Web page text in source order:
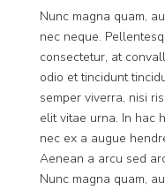
Nunc magna quam,
nec neque.
consectetur, at
odio et tincidunt
semper viverra, nisi
elit vitae urna. In hac
nec ex a augue
Aenean a arcu sed
Nunc magna quam,